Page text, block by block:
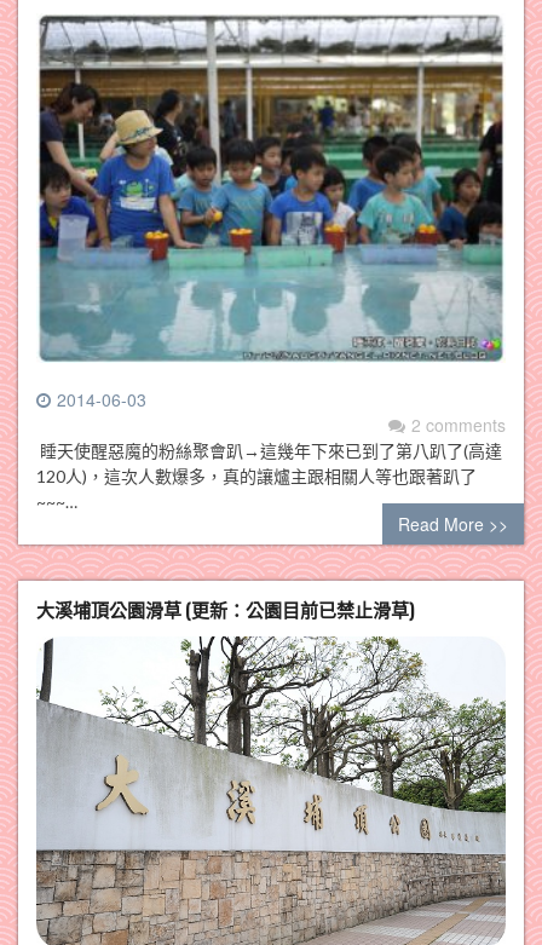
2014-06-03
2 comments
睡天使醒惡魔的粉絲聚會趴→這幾年下來已到了第八趴了(高達
120人)，這次人數爆多，真的讓爐主跟相關人等也跟著趴了
~~~…
Read More >>
大溪埔頂公園滑草 (更新：公園目前已禁止滑草)